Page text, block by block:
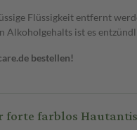
Flüssigkeit entfernt
Alkoholgehalts ist es
bestellen!
forte farblos